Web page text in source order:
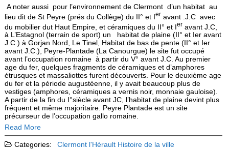
A noter aussi pour l’environnement de Clermont d’un habitat au
lieu dit de St Peyre (prés du Collège) du II° et Ier avant .J.C avec
du mobilier dut Haut Empire, et céramiques du II° et Ier avant J.C,
à L’Estagnol (terrain de sport) un habitat de plaine (II° et Ier avant
J.C.) à Gorjan Nord, Le Tinel, Habitat de bas de pente (II° et Ier
avant J.C.), Peyre-Plantade (La Canourgue) le site fut occupé
avant l’occupation romaine à partir du V° avant J.C. Au premier
age du fer, quelques fragments de céramiques et d’amphores
étrusques et massaliottes furent découverts. Pour le deuxième age
du fer et la période augustéenne, il y avait beaucoup plus de
vestiges (amphores, céramiques a vernis noir, monnaie gauloise).
A partir de la fin du I°siècle avant JC, l’habitat de plaine devint plus
fréquent et même majoritaire. Peyre Plantade est un site
précurseur de l’occupation gallo romaine.
Read More
Categories: Clermont l'Hérault Histoire de la ville